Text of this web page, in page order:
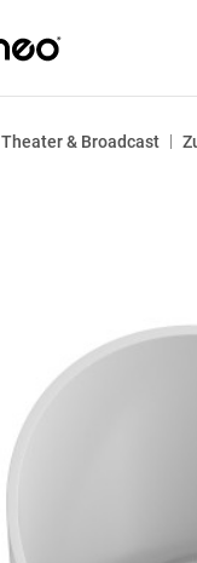
Theater & Broadcast |